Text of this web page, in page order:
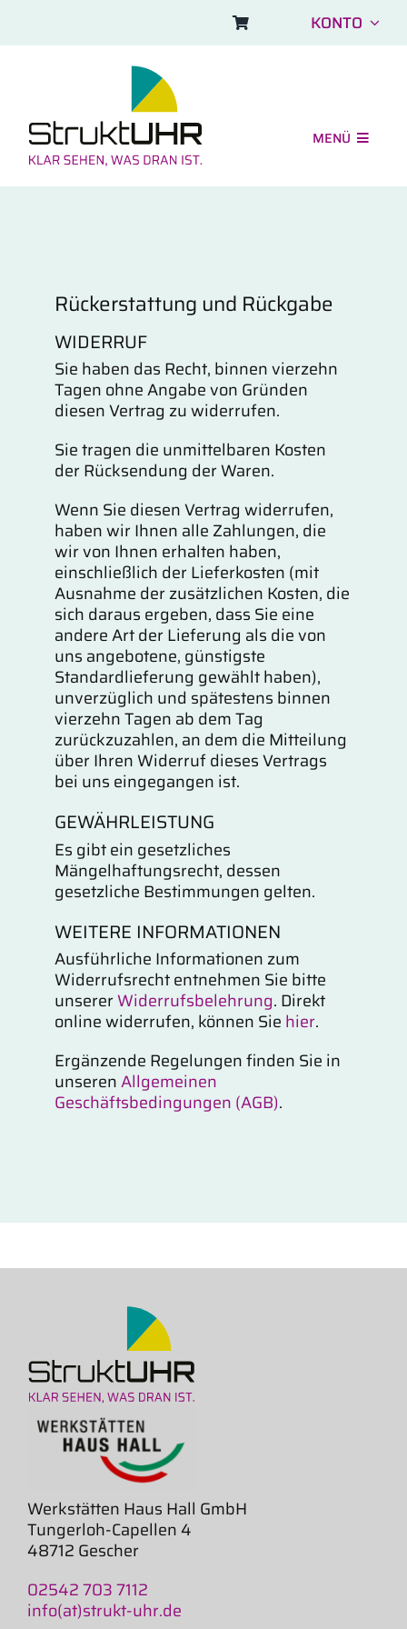
content
KONTO
MENÜ
Shop
Symbolbilder
Über uns
Rückerstattung und Rückgabe
WIDERRUF
Sie haben das Recht, binnen vierzehn
Tagen ohne Angabe von Gründen
diesen Vertrag zu widerrufen.
Sie tragen die unmittelbaren Kosten
der Rücksendung der Waren.
Wenn Sie diesen Vertrag widerrufen,
haben wir Ihnen alle Zahlungen, die
wir von Ihnen erhalten haben,
einschließlich der Lieferkosten (mit
Ausnahme der zusätzlichen Kosten, die
sich daraus ergeben, dass Sie eine
andere Art der Lieferung als die von
uns angebotene, günstigste
Standardlieferung gewählt haben),
unverzüglich und spätestens binnen
vierzehn Tagen ab dem Tag
zurückzuzahlen, an dem die Mitteilung
über Ihren Widerruf dieses Vertrags
bei uns eingegangen ist.
GEWÄHRLEISTUNG
Es gibt ein gesetzliches
Mängelhaftungsrecht, dessen
gesetzliche Bestimmungen gelten.
WEITERE INFORMATIONEN
Ausführliche Informationen zum
Widerrufsrecht entnehmen Sie bitte
unsererWiderrufsbelehrung. Direkt
online widerrufen, können Sie hier.
Ergänzende Regelungen finden Sie in
unserenAllgemeinen
Geschäftsbedingungen (AGB).
Werkstätten Haus Hall GmbH
Tungerloh-Capellen 4
48712 Gescher
02542 703 7112
info(at)strukt-uhr.de